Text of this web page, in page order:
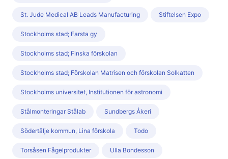
St. Jude Medical AB Leads Manufacturing Stiftelsen Expo
Stockholms stad; Farsta gy
Stockholms stad; Finska förskolan
Stockholms stad; Förskolan Matrisen och förskolan Solkatten
Stockholms universitet, Institutionen för astronomi
Stålmonteringar Stålab Sundbergs Åkeri
Södertälje kommun, Lina förskola Todo
Torsåsen Fågelprodukter Ulla Bondesson